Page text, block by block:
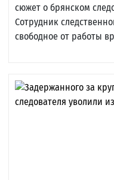
сюжет о брянском
Сотрудник
свободное от работы